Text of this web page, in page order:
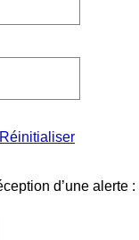
Réinitialiser
d’une alerte :